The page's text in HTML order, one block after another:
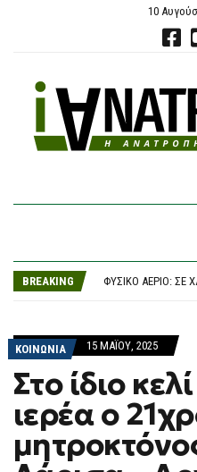
10
BREAKING
ΚΟΙΝΩΝΙΑ 15 ΜΑΪ́ΟΥ, 2025
Στο ίδιο
ιερέα ο